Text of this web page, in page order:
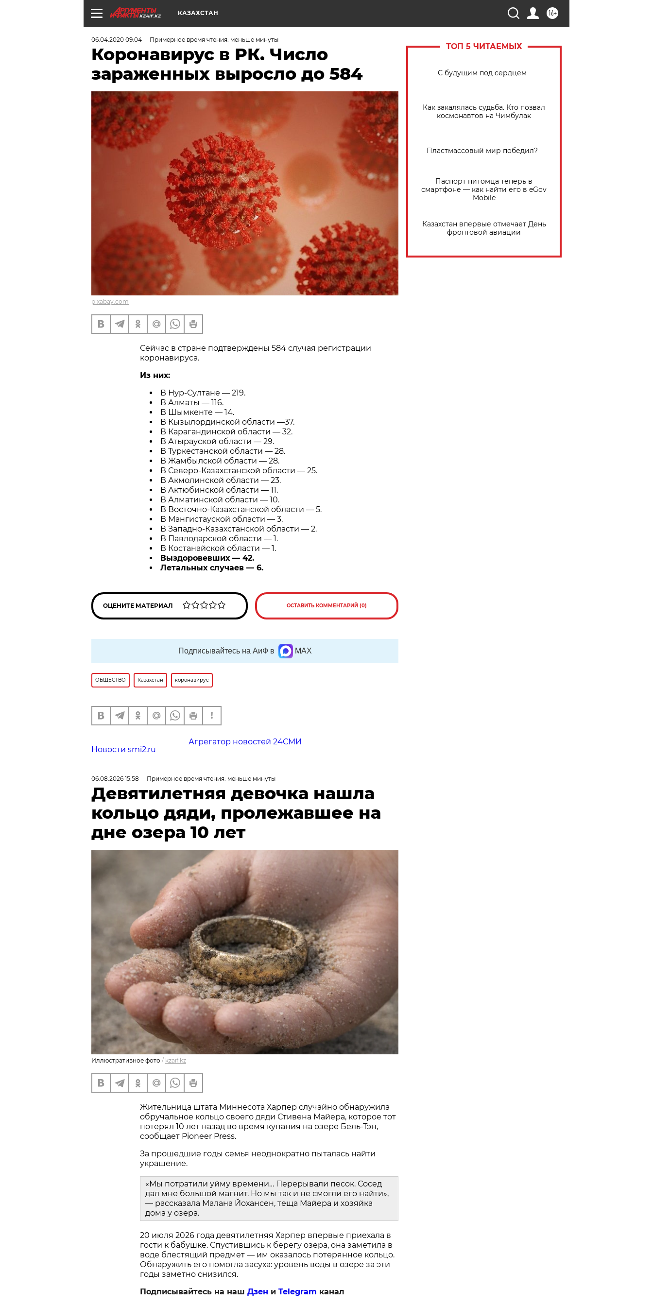
KZAIF.KZ 16+
КАЗАХСТАН
06.04.2020 09:04 Примерное время чтения: меньше минуты
Коронавирус в РК. Число
зараженных выросло до 584
pixabay.com
Сейчас в стране подтверждены 584 случая регистрации
коронавируса.
Из них:
В Нур-Султане — 219.
В Алматы — 116.
В Шымкенте — 14.
В Кызылординской области —37.
В Карагандинской области — 32.
В Атырауской области — 29.
В Туркестанской области — 28.
В Жамбылской области — 28.
В Северо-Казахстанской области — 25.
В Акмолинской области — 23.
В Актюбинской области — 11.
В Алматинской области — 10.
В Восточно-Казахстанской области — 5.
В Мангистауской области — 3.
В Западно-Казахстанской области — 2.
В Павлодарской области — 1.
В Костанайской области — 1.
Выздоровевших — 42.
Летальных случаев — 6.
ОЦЕНИТЕ МАТЕРИАЛ ОСТАВИТЬ КОММЕНТАРИЙ (0)
Подписывайтесь на АиФ в MAX
ОБЩЕСТВО Казахстан коронавирус
Агрегатор новостей 24СМИ
Новости smi2.ru
ТОП 5 ЧИТАЕМЫХ
С будущим под сердцем
Как закалялась судьба. Кто позвал
космонавтов на Чимбулак
Пластмассовый мир победил?
Паспорт питомца теперь в
смартфоне — как найти его в eGov
Mobile
Казахстан впервые отмечает День
фронтовой авиации
06.08.2026 15:58 Примерное время чтения: меньше минуты
Девятилетняя девочка нашла
кольцо дяди, пролежавшее на
дне озера 10 лет
Иллюстративное фото / kzaif.kz
Жительница штата Миннесота Харпер случайно обнаружила
обручальное кольцо своего дяди Стивена Майера, которое тот
потерял 10 лет назад во время купания на озере Бель-Тэн,
сообщает Pioneer Press.
За прошедшие годы семья неоднократно пыталась найти
украшение.
«Мы потратили уйму времени… Перерывали песок. Сосед
дал мне большой магнит. Но мы так и не смогли его найти»,
— рассказала Малана Йохансен, теща Майера и хозяйка
дома у озера.
20 июля 2026 года девятилетняя Харпер впервые приехала в
гости к бабушке. Спустившись к берегу озера, она заметила в
воде блестящий предмет — им оказалось потерянное кольцо.
Обнаружить его помогла засуха: уровень воды в озере за эти
годы заметно снизился.
Подписывайтесь на наш Дзен и Telegram канал